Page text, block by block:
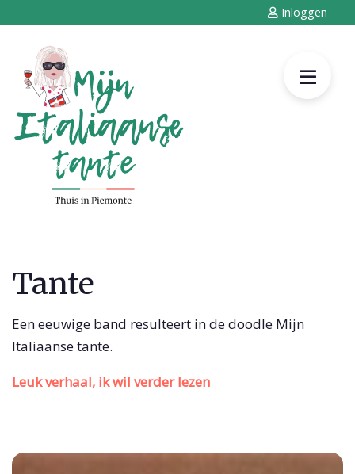
Inloggen
Tante
Een eeuwige band resulteert in de doodle Mijn
Italiaanse tante.
Leuk verhaal, ik wil verder lezen